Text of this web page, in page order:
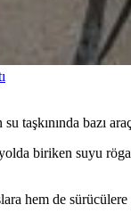
taşkınında bazı
biriken suyu
hem de sürücülere